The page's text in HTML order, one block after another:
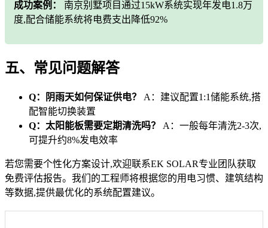
成功案例：
南京别墅项目通过15kW系统实现年发电1.8万
度,配合储能系统将电费支出降低92%
五、常见问题解答
Q：阴雨天如何保证供电？
A：建议配置1:1储能系统,搭
配智能切换装置
Q：太阳能板需要定期清洗吗？
A：一般每年清洗2-3次,
可提升约8%发电效率
若您需要个性化方案设计,欢迎联系EK SOLAR专业团队获取
免费评估报告。我们的工程师将根据您的用电习惯、建筑结构
等数据,提供最优化的系统配置建议。